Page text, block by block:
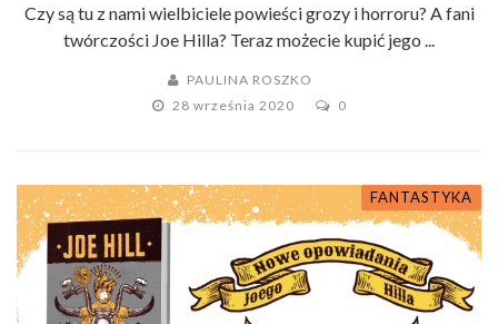
Czy są tu z nami wielbiciele powieści grozy i horroru? A fani
twórczości Joe Hilla? Teraz możecie kupić jego ...
PAULINA ROSZKO
28 września 2020
0
FANTASTYKA